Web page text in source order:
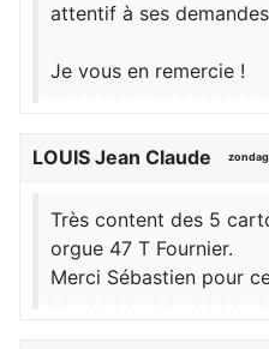
attentif à ses
Je vous en remercie !
LOUIS Jean Claude
Très content des 5
orgue 47 T Fournier.
Merci Sébastien pour